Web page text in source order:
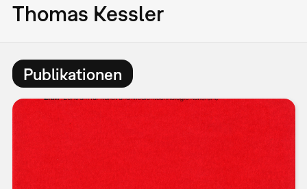
Thomas Kessler
Publikationen